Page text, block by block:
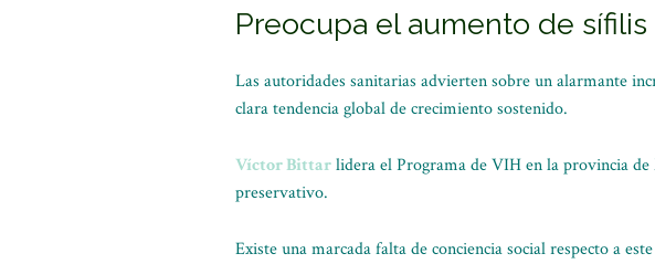
Preocupa el aumento de
Las autoridades sanitarias advierten sobre un alarmante
clara tendencia global de crecimiento sostenido.
Víctor Bittarlidera el Programa de VIH en la provincia
preservativo.
Existe una marcada falta de conciencia social respecto a